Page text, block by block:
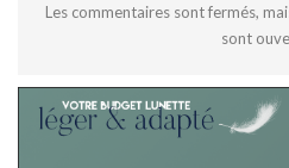
Les commentaires sont fermés,
sont